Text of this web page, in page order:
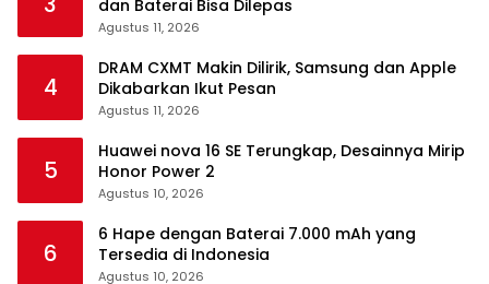
dan Baterai Bisa Dilepas
Agustus 11, 2026
4
DRAM CXMT Makin Dilirik, Samsung dan Apple
Dikabarkan Ikut Pesan
Agustus 11, 2026
5
Huawei nova 16 SE Terungkap, Desainnya Mirip
Honor Power 2
Agustus 10, 2026
6
6 Hape dengan Baterai 7.000 mAh yang
Tersedia di Indonesia
Agustus 10, 2026